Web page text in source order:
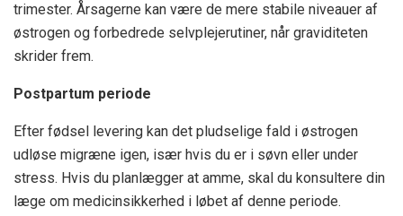
trimester. Årsagerne kan være de mere stabile niveauer af
østrogen og forbedrede selvplejerutiner, når graviditeten
skrider frem.
Postpartum periode
Efter fødsel levering kan det pludselige fald i østrogen
udløse migræne igen, især hvis du er i søvn eller under
stress. Hvis du planlægger at amme, skal du konsultere din
læge om medicinsikkerhed i løbet af denne periode.